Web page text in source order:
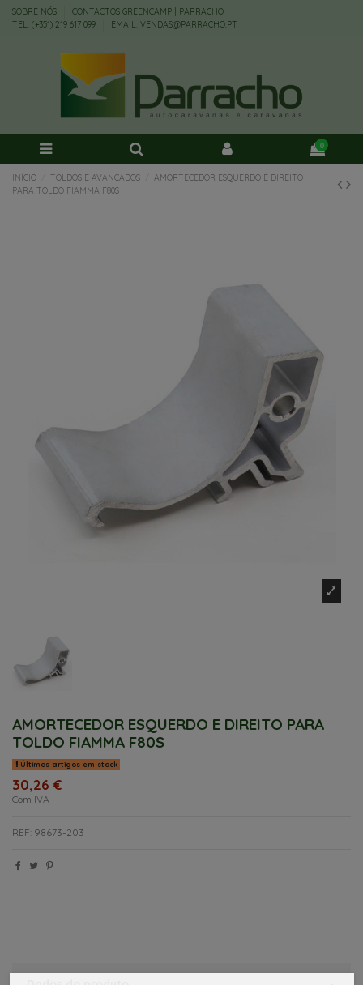
SOBRE NÓS
CONTACTOS GREENCAMP | PARRACHO
TEL: (+351) 219 617 099
EMAIL: VENDAS@PARRACHO.PT
0
INÍCIO TOLDOS E AVANÇADOS
AMORTECEDOR ESQUERDO E DIREITO
PARA TOLDO FIAMMA F80S
AMORTECEDOR ESQUERDO E DIREITO PARA
TOLDO FIAMMA F80S
Últimos artigos em stock
30,26 €
Com IVA
REF: 98673-203